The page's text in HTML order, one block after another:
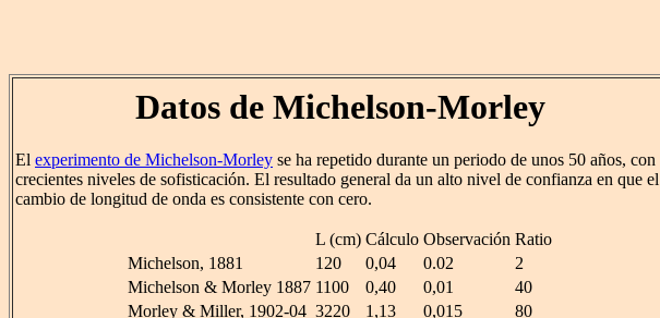
Datos de Michelson-Morley
El experimento de Michelson-Morley se ha repetido durante un periodo de unos 50 años, con
crecientes niveles de sofisticación. El resultado general da un alto nivel de confianza en que el
cambio de longitud de onda es consistente con cero.
L (cm) Cálculo Observación Ratio
Michelson, 1881
120 0,04 0.02
2
Michelson & Morley 1887 1100 0,40 0,01
40
Morley & Miller, 1902-04 3220 1,13 0,015 80